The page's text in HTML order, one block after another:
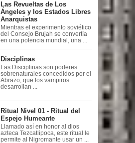
Las Revueltas de Los
Ángeles y los Estados Libres
Anarquistas
Mientras el experimento soviético
del Consejo Brujah se convertía
en una potencia mundial, una ...
Disciplinas
Las Disciplinas son poderes
sobrenaturales concedidos por el
Abrazo, que los vampiros
desarrollan ...
Ritual Nivel 01 - Ritual del
Espejo Humeante
Llamado así en honor al dios
azteca Tezcatlipoca, este ritual le
permite al Nigromante usar un ...